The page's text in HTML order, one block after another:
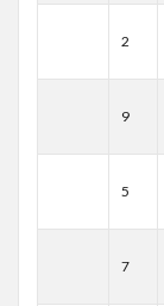
2
9
5
7